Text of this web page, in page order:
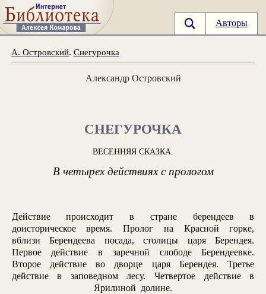
Авторы
А. Островский.Снегурочка
Александр Островский
СНЕГУРОЧКА
ВЕСЕННЯЯ СКАЗКА.
В четырех действиях с прологом
Действие происходит в стране берендеев в
доисторическое время. Пролог на Красной горке,
вблизи Берендеева посада, столицы царя Берендея.
Первое действие в заречной слободе Берендеевке.
Второе действие во дворце царя Берендея. Третье
действие в заповедном лесу. Четвертое действие в
Ярилиной долине.